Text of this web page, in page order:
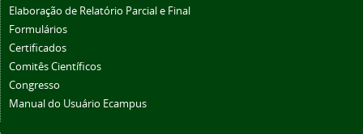
Elaboração de Relatório Parcial e Final
Formulários
Certificados
Comitês Científicos
Congresso
Manual do Usuário Ecampus